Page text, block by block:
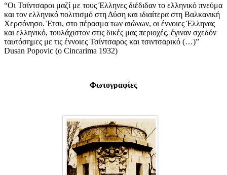
“Οι Τσίντσαροι μαζί με τους Έλληνες διέδιδαν το ελληνικό πνεύμα
και τον ελληνικό πολιτισμό στη Δύση και ιδιαίτερα στη Βαλκανική
Χερσόνησο. Έτσι, στο πέρασμα των αιώνων, οι έννοιες Έλληνας
και ελληνικό, τουλάχιστον στις δικές μας περιοχές, έγιναν σχεδόν
ταυτόσημες με τις έννοιες Τσίντσαρος και τσιντσαρικό (…)”
Dusan Popovic (o Cincarima 1932)
Φωτογραφίες